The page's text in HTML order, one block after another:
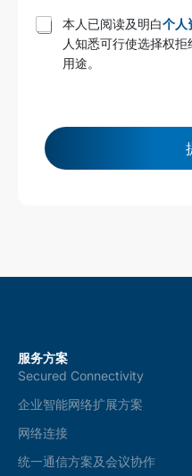
T
e
n
本人已阅读及明白个人
人知悉可行使选择权
用途。
服务方案
Secured Connectivity
企业智能网络扩展方案
网络连接
统一通信方案及会议协作